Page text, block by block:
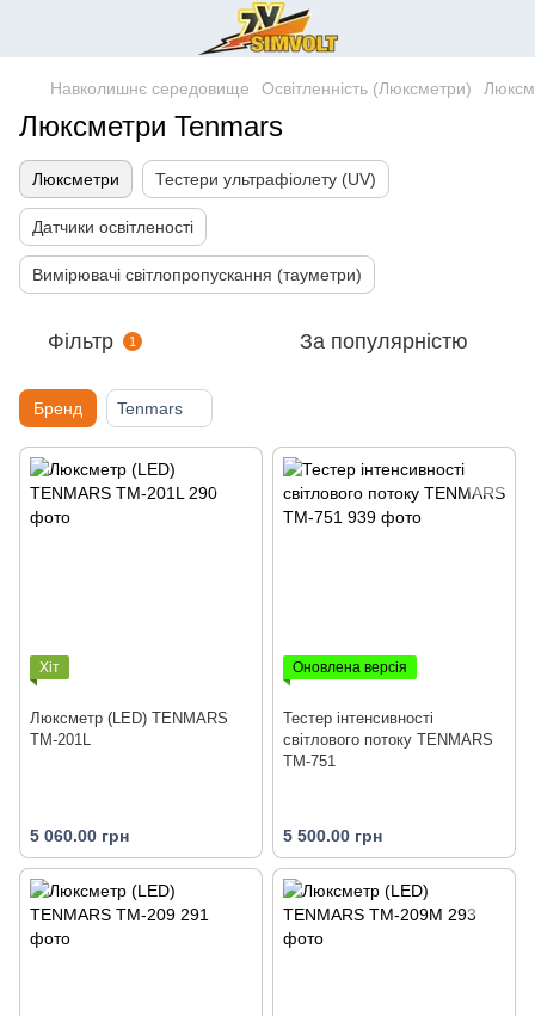
Навколишнє середовище Освітленність (Люксметри)
Люксметри Tenmars
Люксметри Тестери ультрафіолету (UV)
Датчики освітленості
Вимірювачі світлопропускання (тауметри)
Фільтр 1 За популярністю
Бренд Tenmars
Хіт
Люксметр (LED) TENMARS
TM-201L
5 060.00 грн
Оновлена версія
Тестер інтенсивності
світлового потоку TENMARS
TM-751
5 500.00 грн